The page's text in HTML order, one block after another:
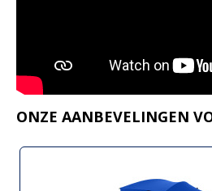
ONZE AANBEVELINGEN